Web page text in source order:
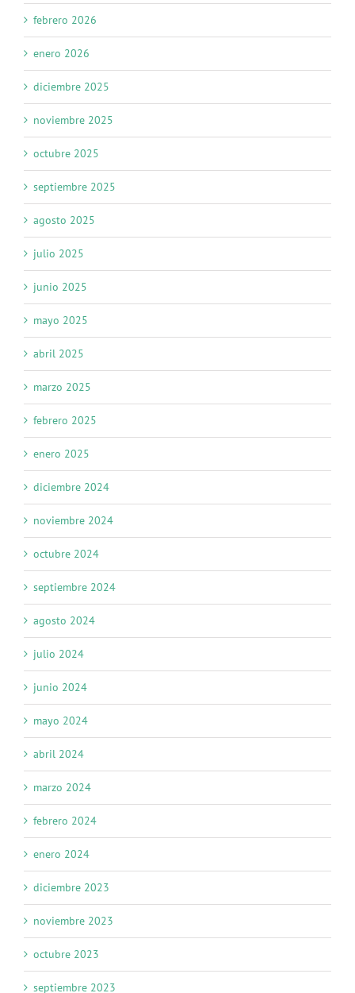
febrero 2026
enero 2026
diciembre 2025
noviembre 2025
octubre 2025
septiembre 2025
agosto 2025
julio 2025
junio 2025
mayo 2025
abril 2025
marzo 2025
febrero 2025
enero 2025
diciembre 2024
noviembre 2024
octubre 2024
septiembre 2024
agosto 2024
julio 2024
junio 2024
mayo 2024
abril 2024
marzo 2024
febrero 2024
enero 2024
diciembre 2023
noviembre 2023
octubre 2023
septiembre 2023